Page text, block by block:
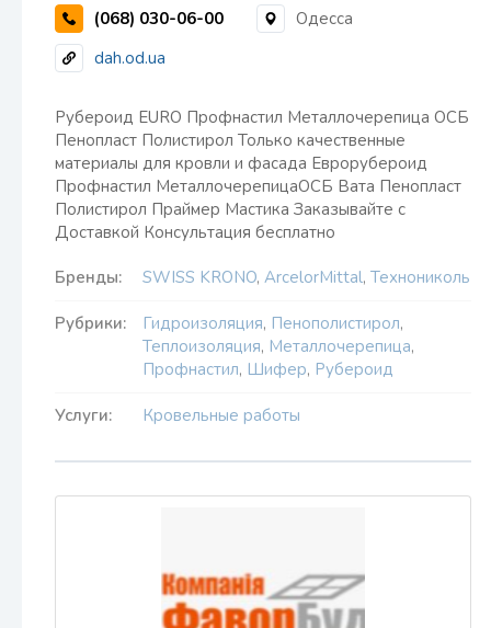
(068) 030-06-00
Одесса
dah.od.ua
Рубероид EURO Профнастил Металлочерепица ОСБ
Пенопласт Полистирол Только качественные
материалы для кровли и фасада Еврорубероид
Профнастил МеталлочерепицаОСБ Вата Пенопласт
Полистирол Праймер Мастика Заказывайте с
Доставкой Консультация бесплатно
Бренды: SWISS KRONO, ArcelorMittal, Технониколь
Рубрики: Гидроизоляция, Пенополистирол,
Теплоизоляция, Металлочерепица,
Профнастил, Шифер, Рубероид
Услуги: Кровельные работы